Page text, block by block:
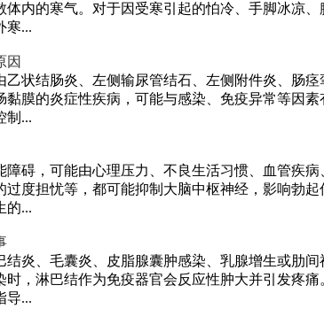
体内的寒气。对于因受寒引起的怕冷、手脚冰凉
寒...
因
乙状结肠炎、左侧输尿管结石、左侧附件炎、肠
黏膜的炎症性疾病，可能与感染、免疫异常等因
制...
障碍，可能由心理压力、不良生活习惯、血管疾
过度担忧等，都可能抑制大脑中枢神经，影响勃
的...
结炎、毛囊炎、皮脂腺囊肿感染、乳腺增生或肋
时，淋巴结作为免疫器官会反应性肿大并引发疼
导...